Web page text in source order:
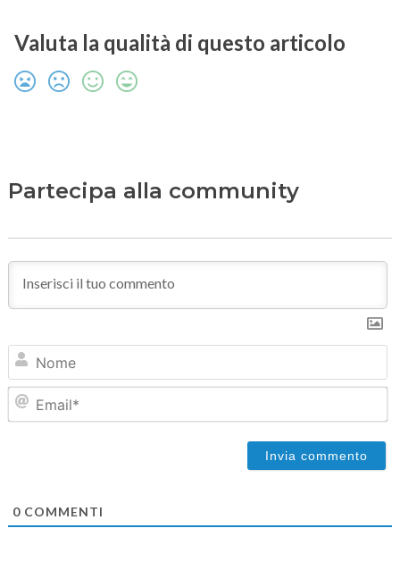
Valuta la qualità di questo articolo
Partecipa alla community
0COMMENTI